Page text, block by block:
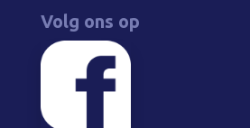
Volg ons op